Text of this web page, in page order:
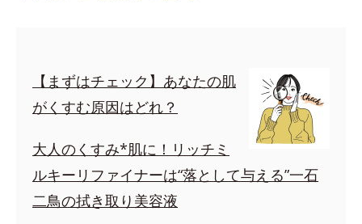
【まずはチェック】あなたの肌
がくすむ原因はどれ？
大人のくすみ*肌に！リッチミ
ルキーリファイナーは“落として与える”一石
二鳥の拭き取り美容液